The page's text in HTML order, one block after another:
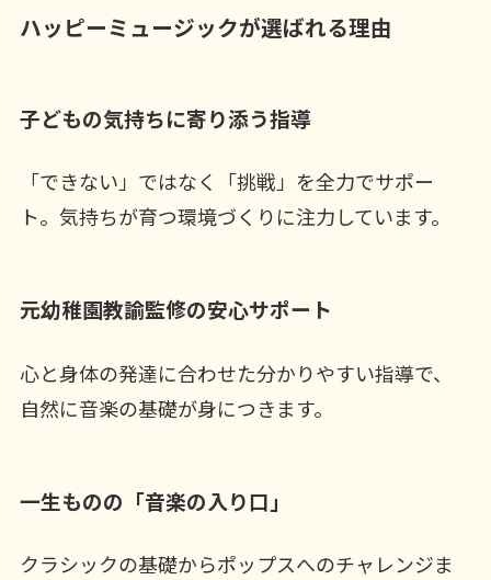
ハッピーミュージックが選ばれる理由
子どもの気持ちに寄り添う指導
「できない」ではなく「挑戦」を全力でサポー
ト。気持ちが育つ環境づくりに注力しています。
元幼稚園教諭監修の安心サポート
心と身体の発達に合わせた分かりやすい指導で、
自然に音楽の基礎が身につきます。
一生ものの「音楽の入り口」
クラシックの基礎からポップスへのチャレンジま